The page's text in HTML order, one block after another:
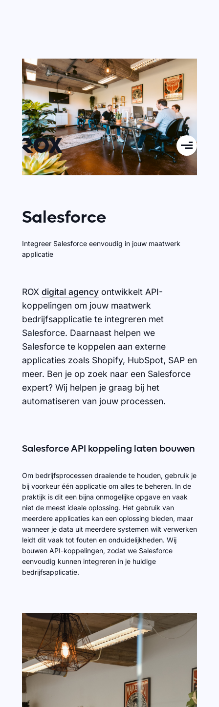
Salesforce
Integreer Salesforce eenvoudig in jouw maatwerk
applicatie
ROX digital agencyontwikkelt API-
koppelingen om jouw maatwerk
bedrijfsapplicatie te integreren met
Salesforce. Daarnaast helpen we
Salesforce te koppelen aan externe
applicaties zoals Shopify, HubSpot, SAP en
meer. Ben je op zoek naar een Salesforce
expert? Wij helpen je graag bij het
automatiseren van jouw processen.
SalesforceAPI koppeling laten bouwen
Om bedrijfsprocessen draaiende te houden, gebruik je
bij voorkeur één applicatie om alles te beheren. In de
praktijk is dit een bijna onmogelijke opgave en vaak
niet de meest ideale oplossing. Het gebruik van
meerdere applicaties kan een oplossing bieden, maar
wanneer je data uit meerdere systemen wilt verwerken
leidt dit vaak tot fouten en onduidelijkheden. Wij
bouwen API-koppelingen, zodat we Salesforce
eenvoudig kunnen integreren in je huidige
bedrijfsapplicatie.